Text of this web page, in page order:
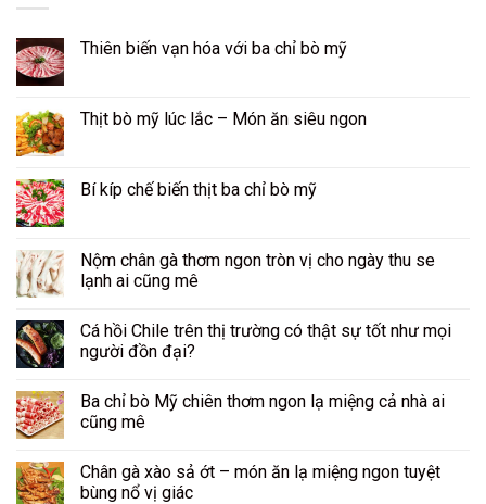
Thiên biến vạn hóa với ba chỉ bò mỹ
Thịt bò mỹ lúc lắc – Món ăn siêu ngon
Bí kíp chế biến thịt ba chỉ bò mỹ
Nộm chân gà thơm ngon tròn vị cho ngày thu se
lạnh ai cũng mê
Cá hồi Chile trên thị trường có thật sự tốt như mọi
người đồn đại?
Ba chỉ bò Mỹ chiên thơm ngon lạ miệng cả nhà ai
cũng mê
Chân gà xào sả ớt – món ăn lạ miệng ngon tuyệt
bùng nổ vị giác